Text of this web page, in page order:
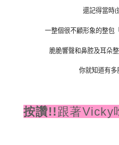
還記得當時(
一整個很不顧形象的整包
脆脆響聲和鼻腔及耳朵
你就知道有多
按讚!!跟著Vicky